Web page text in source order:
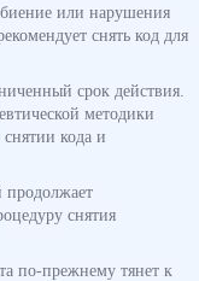
или нарушения
снять код для
срок действия.
методики
кода и
продолжает
снятия
по-прежнему тянет к